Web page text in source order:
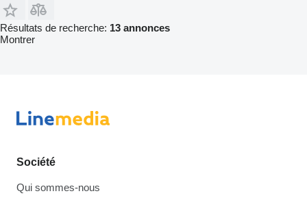
Résultats de recherche: 13 annonces
Montrer
Société
Qui sommes-nous